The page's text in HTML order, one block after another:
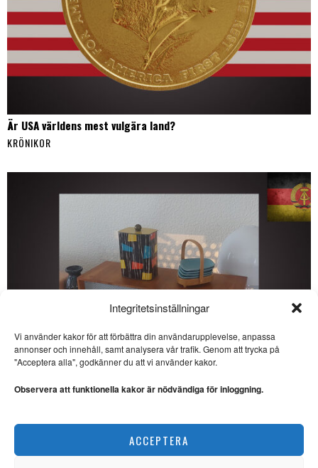
Integritetsinställningar
Vi använder kakor för att förbättra din användarupplevelse, anpassa
annonser och innehåll, samt analysera vår trafik. Genom att trycka på
"Acceptera alla", godkänner du att vi använder kakor.
Observera att funktionella kakor är nödvändiga för inloggning.
ACCEPTERA
Är USA världens mest vulgära land?
KRÖNIKOR
Veckans DDR: Kulinarisk kultur i socialismens namn
SE ÄVEN
gång för alla